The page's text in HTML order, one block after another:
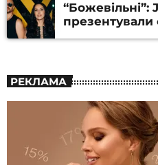
“Божевільні”:
презентували
РЕКЛАМА